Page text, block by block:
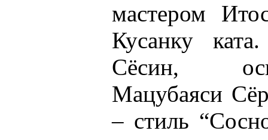
мастером
Кусанку
Сёсин,
Мацубаяси
– стиль